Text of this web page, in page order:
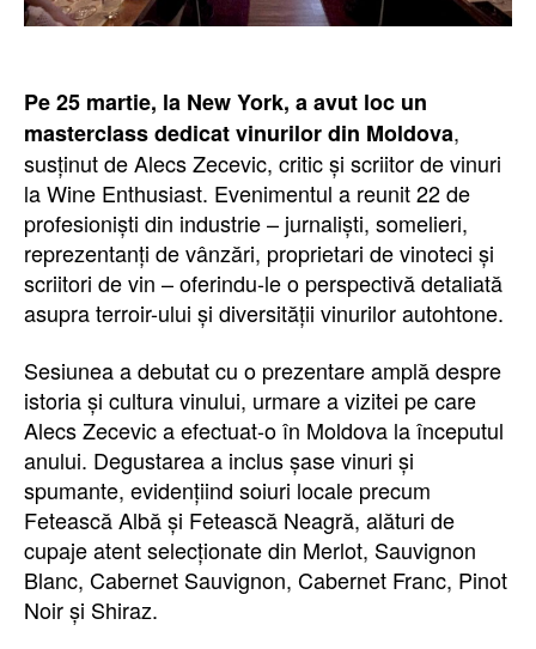
Pe 25 martie, la New York, a avut loc un
masterclass dedicat vinurilor din Moldova,
susținut de Alecs Zecevic, critic și scriitor de vinuri
la Wine Enthusiast. Evenimentul a reunit 22 de
profesioniști din industrie – jurnaliști, somelieri,
reprezentanți de vânzări, proprietari de vinoteci și
scriitori de vin – oferindu-le o perspectivă detaliată
asupra terroir-ului și diversității vinurilor autohtone.
Sesiunea a debutat cu o prezentare amplă despre
istoria și cultura vinului, urmare a vizitei pe care
Alecs Zecevic a efectuat-o în Moldova la începutul
anului. Degustarea a inclus șase vinuri și
spumante, evidențiind soiuri locale precum
Fetească Albă și Fetească Neagră, alături de
cupaje atent selecționate din Merlot, Sauvignon
Blanc, Cabernet Sauvignon, Cabernet Franc, Pinot
Noir și Shiraz.